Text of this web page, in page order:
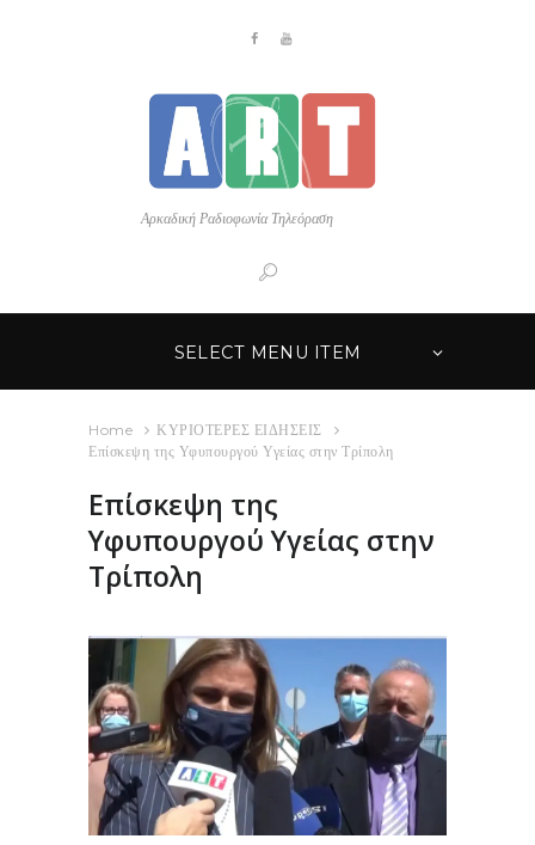
Αρκαδική Ραδιοφωνία Τηλεόραση
SELECT MENU ITEM
Home
ΚΥΡΙΟΤΕΡΕΣ ΕΙΔΗΣΕΙΣ
Επίσκεψη της Υφυπουργού Υγείας στην Τρίπολη
Επίσκεψη της
Υφυπουργού Υγείας στην
Τρίπολη